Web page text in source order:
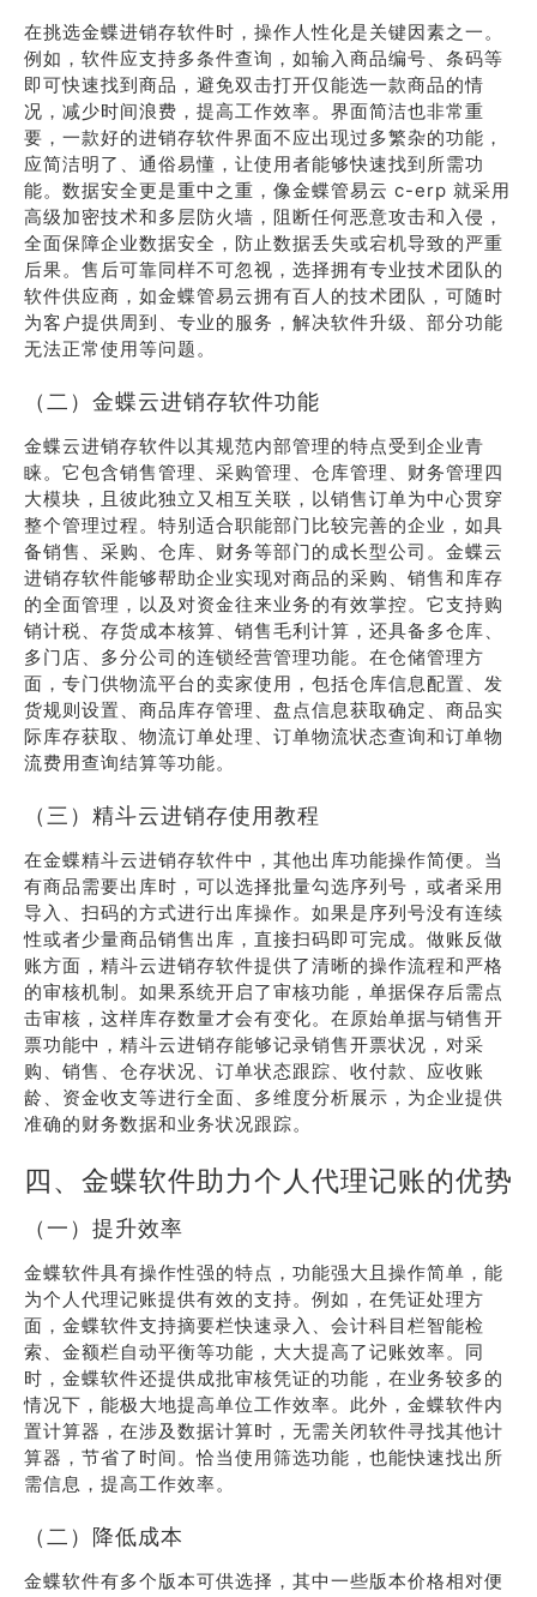
在挑选金蝶进销存软件时，操作人性化是关键因素之一。
例如，软件应支持多条件查询，如输入商品编号、条码等
即可快速找到商品，避免双击打开仅能选一款商品的情
况，减少时间浪费，提高工作效率。界面简洁也非常重
要，一款好的进销存软件界面不应出现过多繁杂的功能，
应简洁明了、通俗易懂，让使用者能够快速找到所需功
能。数据安全更是重中之重，像金蝶管易云 c-erp 就采用
高级加密技术和多层防火墙，阻断任何恶意攻击和入侵，
全面保障企业数据安全，防止数据丢失或宕机导致的严重
后果。售后可靠同样不可忽视，选择拥有专业技术团队的
软件供应商，如金蝶管易云拥有百人的技术团队，可随时
为客户提供周到、专业的服务，解决软件升级、部分功能
无法正常使用等问题。
（二）金蝶云进销存软件功能
金蝶云进销存软件以其规范内部管理的特点受到企业青
睐。它包含销售管理、采购管理、仓库管理、财务管理四
大模块，且彼此独立又相互关联，以销售订单为中心贯穿
整个管理过程。特别适合职能部门比较完善的企业，如具
备销售、采购、仓库、财务等部门的成长型公司。金蝶云
进销存软件能够帮助企业实现对商品的采购、销售和库存
的全面管理，以及对资金往来业务的有效掌控。它支持购
销计税、存货成本核算、销售毛利计算，还具备多仓库、
多门店、多分公司的连锁经营管理功能。在仓储管理方
面，专门供物流平台的卖家使用，包括仓库信息配置、发
货规则设置、商品库存管理、盘点信息获取确定、商品实
际库存获取、物流订单处理、订单物流状态查询和订单物
流费用查询结算等功能。
（三）精斗云进销存使用教程
在金蝶精斗云进销存软件中，其他出库功能操作简便。当
有商品需要出库时，可以选择批量勾选序列号，或者采用
导入、扫码的方式进行出库操作。如果是序列号没有连续
性或者少量商品销售出库，直接扫码即可完成。做账反做
账方面，精斗云进销存软件提供了清晰的操作流程和严格
的审核机制。如果系统开启了审核功能，单据保存后需点
击审核，这样库存数量才会有变化。在原始单据与销售开
票功能中，精斗云进销存能够记录销售开票状况，对采
购、销售、仓存状况、订单状态跟踪、收付款、应收账
龄、资金收支等进行全面、多维度分析展示，为企业提供
准确的财务数据和业务状况跟踪。
四、金蝶软件助力个人代理记账的优势
（一）提升效率
金蝶软件具有操作性强的特点，功能强大且操作简单，能
为个人代理记账提供有效的支持。例如，在凭证处理方
面，金蝶软件支持摘要栏快速录入、会计科目栏智能检
索、金额栏自动平衡等功能，大大提高了记账效率。同
时，金蝶软件还提供成批审核凭证的功能，在业务较多的
情况下，能极大地提高单位工作效率。此外，金蝶软件内
置计算器，在涉及数据计算时，无需关闭软件寻找其他计
算器，节省了时间。恰当使用筛选功能，也能快速找出所
需信息，提高工作效率。
（二）降低成本
金蝶软件有多个版本可供选择，其中一些版本价格相对便